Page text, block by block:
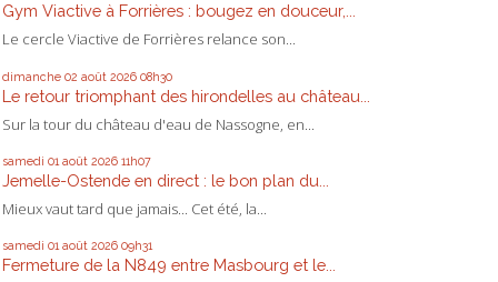
Gym Viactive à Forrières : bougez en douceur,...
Le cercle Viactive de Forrières relance son...
dimanche 02 août 2026 08h30
Le retour triomphant des hirondelles au château...
Sur la tour du château d'eau de Nassogne, en...
samedi 01 août 2026 11h07
Jemelle-Ostende en direct : le bon plan du...
Mieux vaut tard que jamais... Cet été, la...
samedi 01 août 2026 09h31
Fermeture de la N849 entre Masbourg et le...